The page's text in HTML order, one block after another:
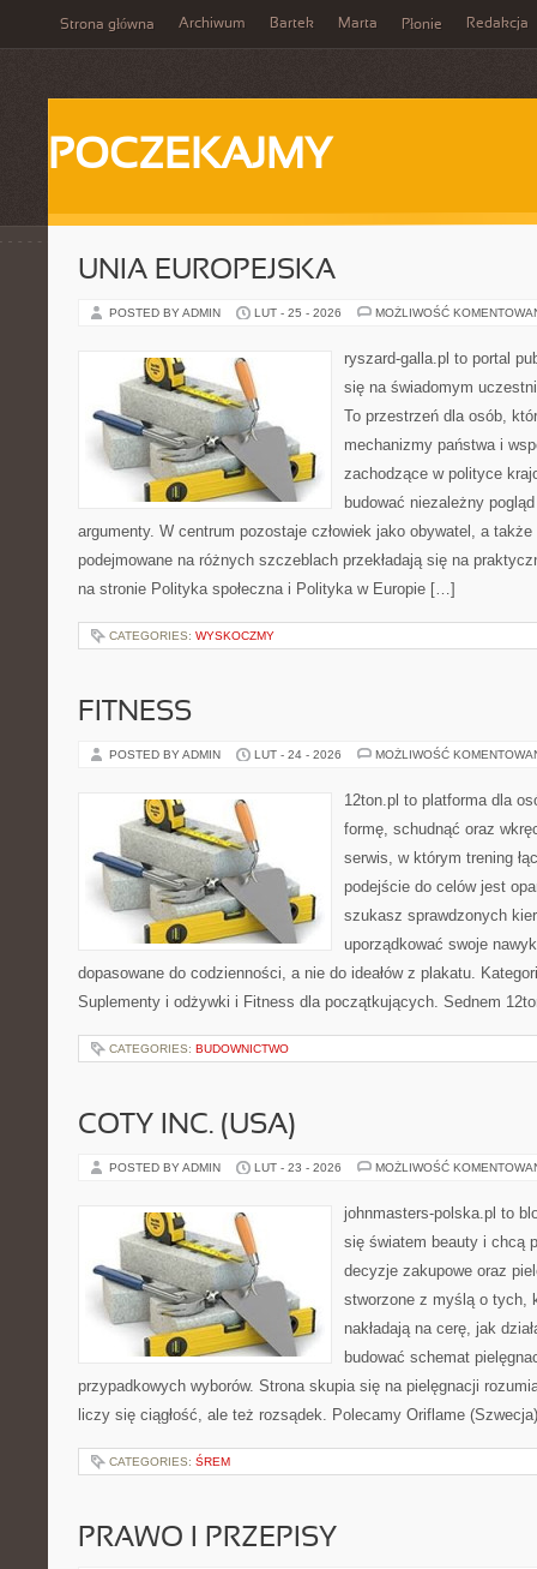
Strona główna Archiwum Bartek Marta Płonie Redakcja
POCZEKAJMY
UNIA EUROPEJSKA
POSTED BY ADMIN LUT - 25 - 2026 MOŻLIWOŚĆ
ryszard-galla.pl to portal
się na świadomym
To przestrzeń dla osób,
mechanizmy państwa i
zachodzące w polityce
budować niezależny
argumenty. W centrum pozostaje człowiek jako obywatel, a
podejmowane na różnych szczeblach przekładają się na
na stronie Polityka społeczna i Polityka w Europie […]
CATEGORIES: WYSKOCZMY
FITNESS
POSTED BY ADMIN LUT - 24 - 2026 MOŻLIWOŚĆ
12ton.pl to platforma dla
formę, schudnąć oraz
serwis, w którym trening
podejście do celów jest
szukasz sprawdzonych
uporządkować swoje
dopasowane do codzienności, a nie do ideałów z plakatu.
Suplementy i odżywki i Fitness dla początkujących. Sednem
CATEGORIES: BUDOWNICTWO
COTY INC. (USA)
POSTED BY ADMIN LUT - 23 - 2026 MOŻLIWOŚĆ
johnmasters-polska.pl to
się światem beauty i chcą
decyzje zakupowe oraz
stworzone z myślą o tych,
nakładają na cerę, jak
budować schemat
przypadkowych wyborów. Strona skupia się na pielęgnacji
liczy się ciągłość, ale też rozsądek. Polecamy Oriflame
CATEGORIES: ŚREM
PRAWO I PRZEPISY